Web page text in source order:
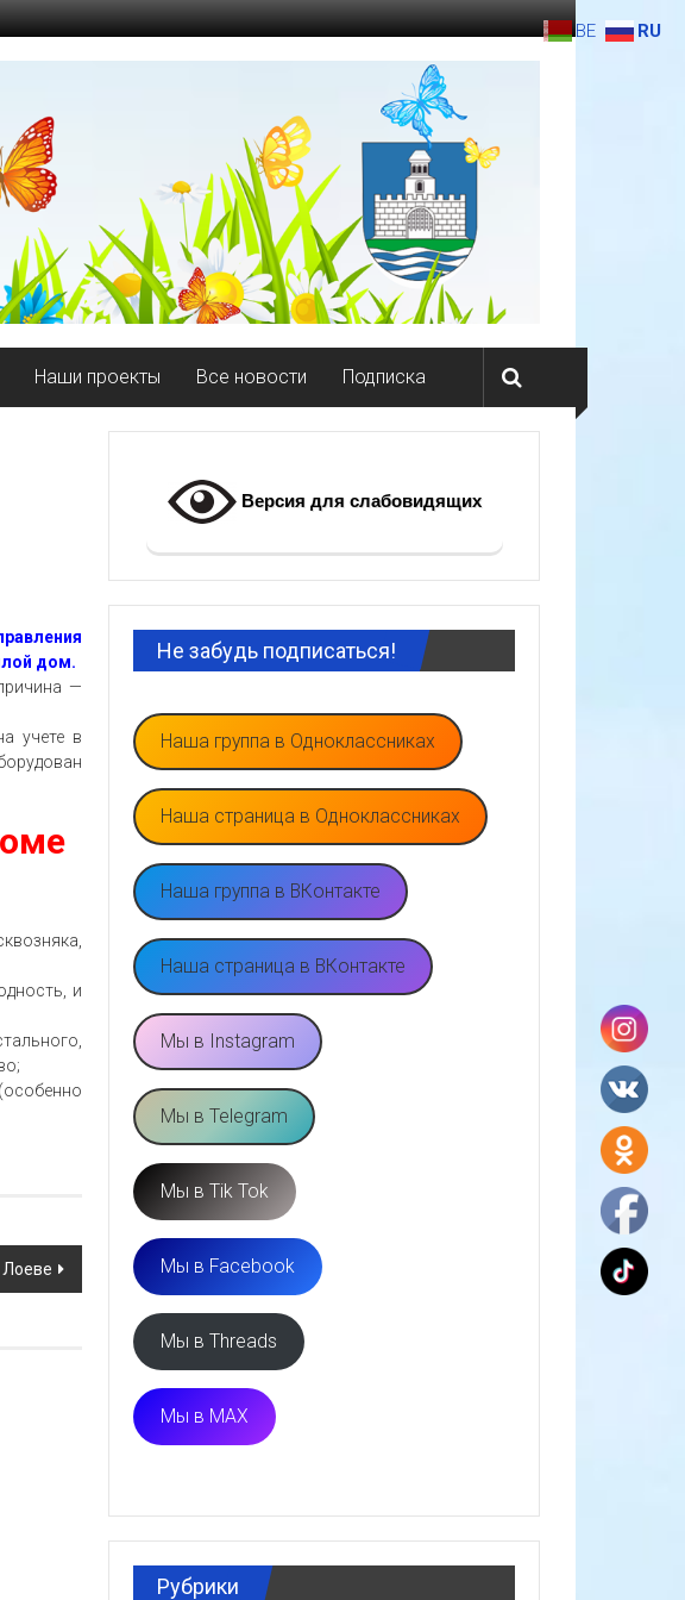
Наши проекты Все новости Подписка
дом.
—
учете в
и
Лоеве
Версия для слабовидящих
Не забудь подписаться!
Наша группа в Одноклассниках
Наша страница в Одноклассниках
Наша группа в ВКонтакте
Наша страница в ВКонтакте
Мы в Instagram
Мы в Telegram
Мы в Tik Tok
Мы в Facebook
Мы в Threads
Мы в MAX
Рубрики
BE RU